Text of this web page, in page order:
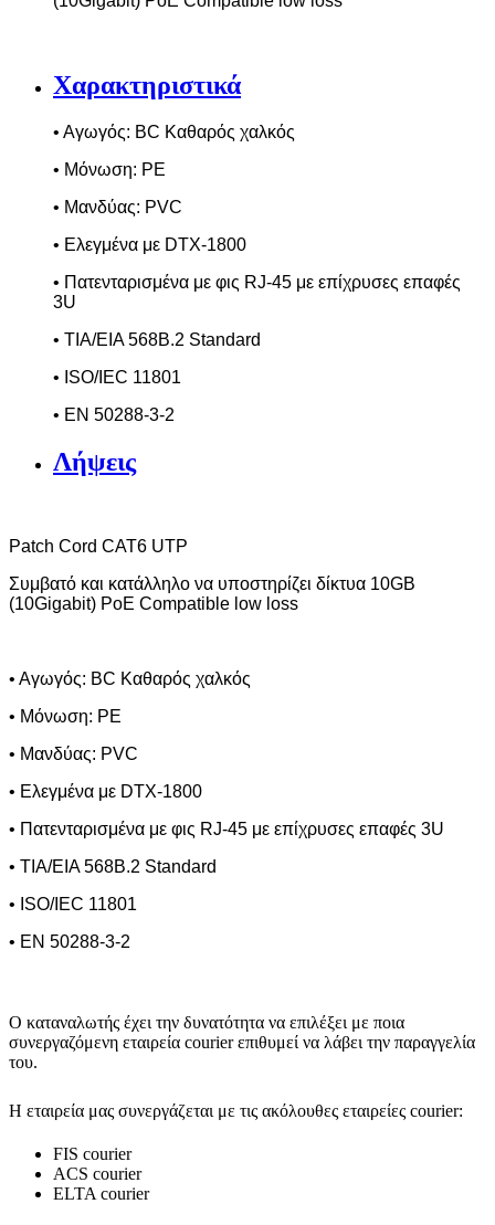
Χαρακτηριστικά
• Αγωγός: BC Kαθαρός χαλκός
• Μόνωση: PE
• Μανδύας: PVC
• Ελεγμένα με DTX-1800
• Πατενταρισμένα με φις RJ-45 με επίχρυσες επαφές
3U
• TIA/EIA 568B.2 Standard
• ISO/IEC 11801
• EN 50288-3-2
Λήψεις
Patch Cord CAT6 UTP
Συμβατό και κατάλληλο να υποστηρίζει δίκτυα 10GΒ
(10Gigabit) PoE Compatible low loss
• Αγωγός: BC Kαθαρός χαλκός
• Μόνωση: PE
• Μανδύας: PVC
• Ελεγμένα με DTX-1800
• Πατενταρισμένα με φις RJ-45 με επίχρυσες επαφές 3U
• TIA/EIA 568B.2 Standard
• ISO/IEC 11801
• EN 50288-3-2
Ο καταναλωτής έχει την δυνατότητα να επιλέξει με ποια
συνεργαζόμενη εταιρεία courier επιθυμεί να λάβει την παραγγελία
του.
Η εταιρεία μας συνεργάζεται με τις ακόλουθες εταιρείες courier:
FIS courier
ACS courier
ELTA courier